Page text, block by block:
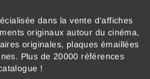
dans la vente d’affiches
originaux autour du cinéma,
originales, plaques émaillées
Plus de 20000 références
!